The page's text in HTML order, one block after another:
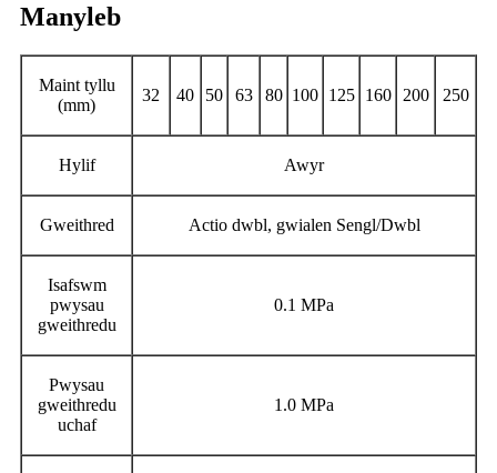
Manyleb
Maint tyllu
(mm)
32 40 50 63 80 100 125 160 200 250
Hylif Awyr
Gweithred Actio dwbl, gwialen Sengl/Dwbl
Isafswm
pwysau
gweithredu
0.1 MPa
Pwysau
gweithredu
uchaf
1.0 MPa